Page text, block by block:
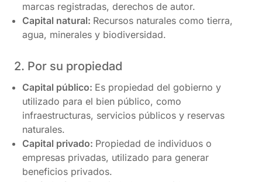
marcas registradas, derechos de autor.
Capital natural: Recursos naturales como tierra,
agua, minerales y biodiversidad.
2. Por su propiedad
Capital público: Es propiedad del gobierno y
utilizado para el bien público, como
infraestructuras, servicios públicos y reservas
naturales.
Capital privado: Propiedad de individuos o
empresas privadas, utilizado para generar
beneficios privados.